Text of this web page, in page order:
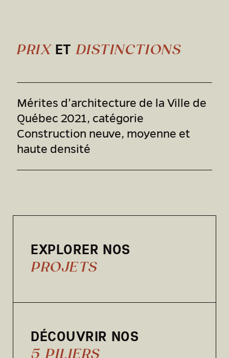
PRIX ET DISTINCTIONS
Mérites d’architecture de la Ville de
Québec 2021, catégorie
Construction neuve, moyenne et
haute densité
EXPLORER NOS
PROJETS
DÉCOUVRIR NOS
5 PILIERS